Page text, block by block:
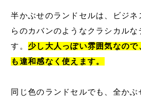
半かぶせのランドセルは、ビジネ
らのカバンのようなクラシカル
す。 少し大人っぽい雰囲気なので
も違和感なく使えます。
同じ色のランドセルでも、全かぶ